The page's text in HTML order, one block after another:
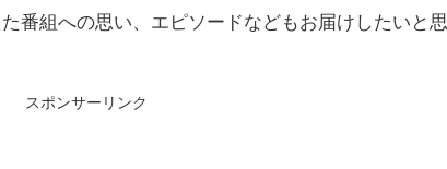
番組への思い、エピソードなどもお届けしたいと思
スポンサーリンク